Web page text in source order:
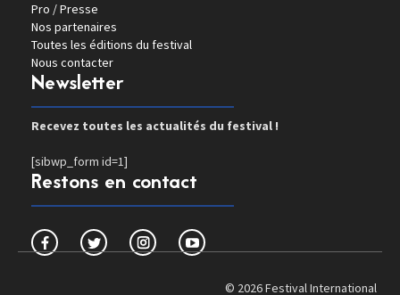
Pro / Presse
Nos partenaires
Toutes les éditions du festival
Nous contacter
Newsletter
Recevez toutes les actualités du festival !
[sibwp_form id=1]
Restons en contact
© 2026 Festival International